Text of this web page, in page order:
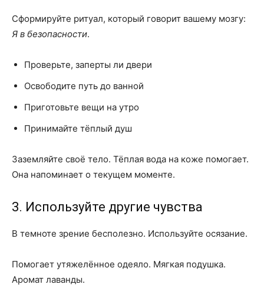
Сформируйте ритуал, который говорит вашему мозгу:
Я в безопасности.
Проверьте, заперты ли двери
Освободите путь до ванной
Приготовьте вещи на утро
Принимайте тёплый душ
Заземляйте своё тело. Тёплая вода на коже помогает.
Она напоминает о текущем моменте.
3. Используйте другие чувства
В темноте зрение бесполезно. Используйте осязание.
Помогает утяжелённое одеяло. Мягкая подушка.
Аромат лаванды.